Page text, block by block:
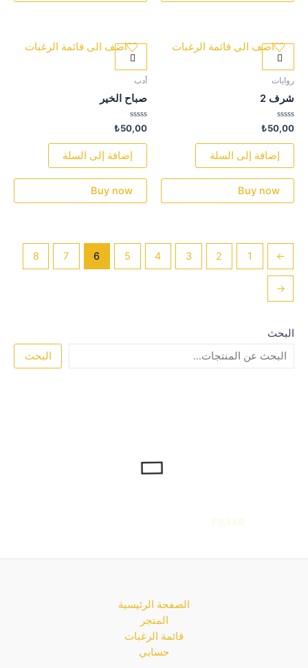
البحث
البحث
اضف الى قائمة الرغبات
روايات
شرف 2
تم
التقييم
0
₺50,00
إضافة إلى السلة
Buy now
اضف الى قائمة الرغبات
أدب
صباح الخير
تم
التقييم
0
₺50,00
إضافة إلى السلة
Buy now
→
1
2
3
4
5
6
7
8
←
الصفحة الرئيسية
المتجر
قائمة الرغبات
حسابي